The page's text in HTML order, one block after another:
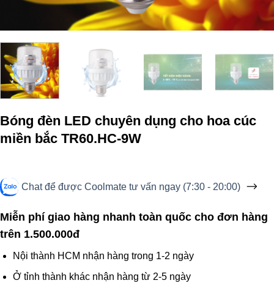
Bóng đèn LED chuyên dụng cho hoa cúc
miền bắc TR60.HC-9W
Chat để được Coolmate tư vấn ngay (7:30 - 20:00)
Miễn phí giao hàng nhanh toàn quốc cho đơn hàng
trên 1.500.000đ
Nội thành HCM nhận hàng trong 1-2 ngày
Ở tỉnh thành khác nhận hàng từ 2-5 ngày